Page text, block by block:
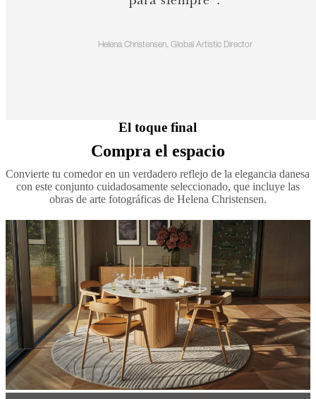
Helena Christensen, Global Artistic Director
El toque final
Compra el espacio
Convierte tu comedor en un verdadero reflejo de la elegancia danesa
con este conjunto cuidadosamente seleccionado, que incluye las
obras de arte fotográficas de Helena Christensen.